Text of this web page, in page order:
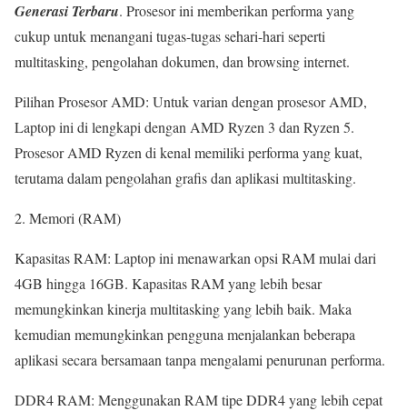
Generasi Terbaru. Prosesor ini memberikan performa yang
cukup untuk menangani tugas-tugas sehari-hari seperti
multitasking, pengolahan dokumen, dan browsing internet.
Pilihan Prosesor AMD: Untuk varian dengan prosesor AMD,
Laptop ini di lengkapi dengan AMD Ryzen 3 dan Ryzen 5.
Prosesor AMD Ryzen di kenal memiliki performa yang kuat,
terutama dalam pengolahan grafis dan aplikasi multitasking.
2. Memori (RAM)
Kapasitas RAM: Laptop ini menawarkan opsi RAM mulai dari
4GB hingga 16GB. Kapasitas RAM yang lebih besar
memungkinkan kinerja multitasking yang lebih baik. Maka
kemudian memungkinkan pengguna menjalankan beberapa
aplikasi secara bersamaan tanpa mengalami penurunan performa.
DDR4 RAM: Menggunakan RAM tipe DDR4 yang lebih cepat